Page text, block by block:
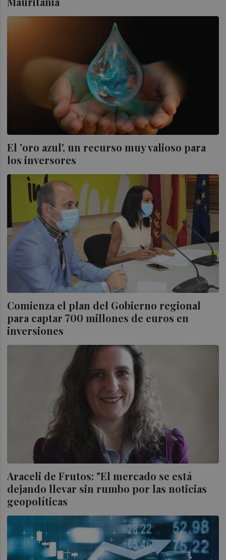
El 'oro azul', un recurso muy valioso para
los inversores
Comienza el plan del Gobierno regional
para captar 700 millones de euros en
inversiones
Araceli de Frutos: "El mercado se está
dejando llevar sin rumbo por las noticias
geopolíticas